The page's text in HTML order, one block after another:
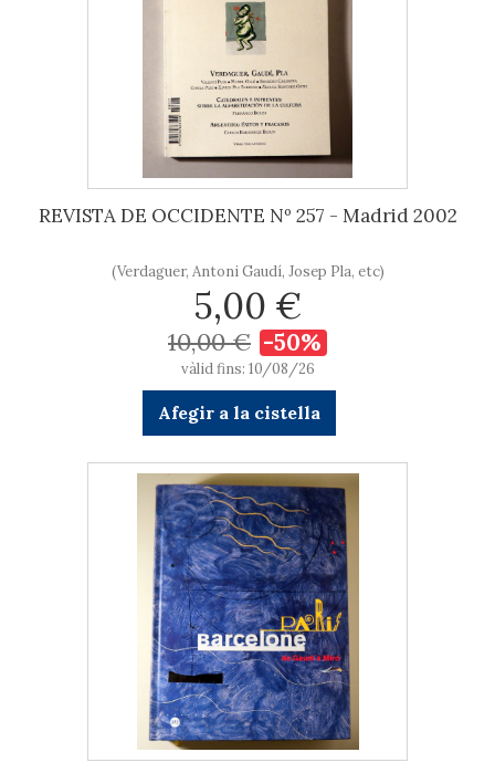
REVISTA DE OCCIDENTE Nº 257 - Madrid 2002
(Verdaguer, Antoni Gaudí, Josep Pla, etc)
5,00 €
10,00 € -50%
vàlid fins: 10/08/26
Afegir a la cistella